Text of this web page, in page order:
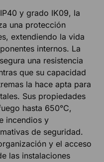
y grado IK09, la
una protección
extendiendo la vida
internos. La
una resistencia
que su capacidad
la hace apta para
Sus propiedades
hasta 650°C,
incendios y
de seguridad.
y el acceso
las instalaciones